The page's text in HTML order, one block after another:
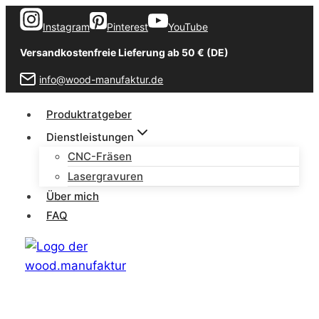
Zum
Inhalt
springen
Instagram Pinterest YouTube
Versandkostenfreie Lieferung ab 50 € (DE)
info@wood-manufaktur.de
Produktratgeber
Dienstleistungen
CNC-Fräsen
Lasergravuren
Über mich
FAQ